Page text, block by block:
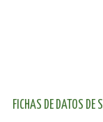
FICHAS DE DATOS DE